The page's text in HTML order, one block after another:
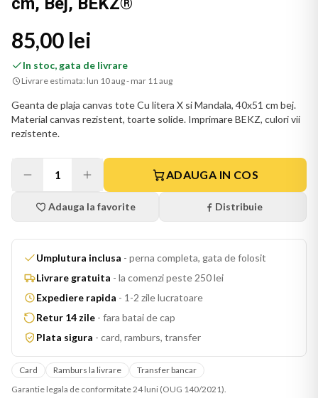
85,00 lei
In stoc, gata de livrare
Livrare estimata: lun 10 aug - mar 11 aug
Geanta de plaja canvas tote Cu litera X si Mandala, 40x51 cm bej.
Material canvas rezistent, toarte solide. Imprimare BEKZ, culori vii
rezistente.
1 ADAUGA IN COS
Adauga la favorite Distribuie
Umplutura inclusa - perna completa, gata de folosit
Livrare gratuita - la comenzi peste 250 lei
Expediere rapida - 1-2 zile lucratoare
Retur 14 zile - fara batai de cap
Plata sigura - card, ramburs, transfer
Card Ramburs la livrare
Transfer bancar
Garantie legala de conformitate 24 luni (OUG 140/2021).